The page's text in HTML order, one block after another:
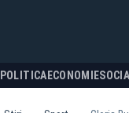
POLITICA ECONOMIE